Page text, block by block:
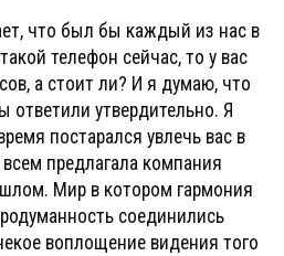
что был бы каждый из нас в
телефон сейчас, то у вас
а стоит ли? И я думаю, что
ответили утвердительно. Я
постарался увлечь вас в
предлагала компания
Мир в котором гармония
соединились
воплощение видения того